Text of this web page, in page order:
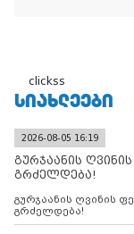
clickss
ᲡᲘᲐᲮᲚᲔᲔᲑᲘ
2026-08-05 16:19
გურჯაანის
გრძელდება!
გურჯაანის ღვინის
გრძელდება!